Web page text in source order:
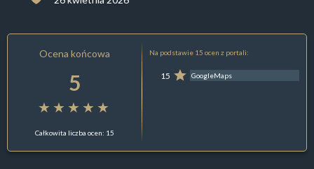
Ocena końcowa
5
Całkowita liczba ocen: 15
Na podstawie 15 ocen z portali:
15 GoogleMaps